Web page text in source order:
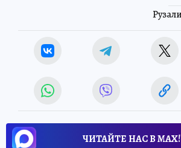
ЧИТАЙТЕ НАС В МАХ!